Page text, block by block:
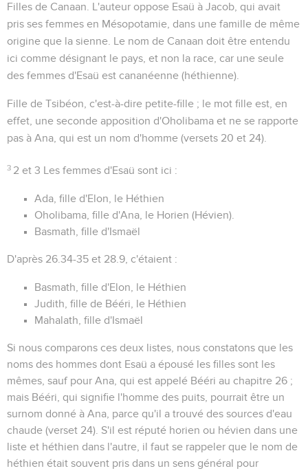
Filles de Canaan . L'auteur oppose Esaü à Jacob, qui avait
pris ses femmes en Mésopotamie, dans une famille de même
origine que la sienne. Le nom de Canaan doit être entendu
ici comme désignant le pays, et non la race, car une seule
des femmes d'Esaü est cananéenne (héthienne).
Fille de Tsibéon , c'est-à-dire petite-fille ; le mot fille est, en
effet, une seconde apposition d'Oholibama et ne se rapporte
pas à Ana, qui est un nom d'homme (versets 20 et 24).
3 2 et 3 Les femmes d'Esaü sont ici :
Ada, fille d'Elon, le Héthien
Oholibama, fille d'Ana, le Horien (Hévien).
Basmath, fille d'Ismaël
D'après 26.34-35 et 28.9 , c'étaient :
Basmath, fille d'Elon, le Héthien
Judith, fille de Bééri, le Héthien
Mahalath, fille d'Ismaël
Si nous comparons ces deux listes, nous constatons que les
noms des hommes dont Esaü a épousé les filles sont les
mêmes, sauf pour Ana, qui est appelé Bééri au chapitre 26 ;
mais Bééri, qui signifie l'homme des puits , pourrait être un
surnom donné à Ana, parce qu'il a trouvé des sources d'eau
chaude (verset 24). S'il est réputé horien ou hévien dans une
liste et héthien dans l'autre, il faut se rappeler que le nom de
héthien était souvent pris dans un sens général pour